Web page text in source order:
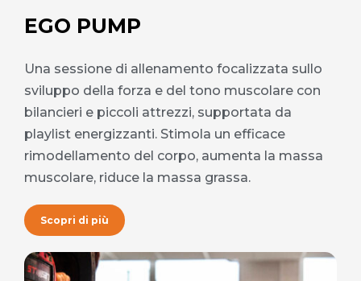
EGO PUMP
Una sessione di allenamento focalizzata sullo
sviluppo della forza e del tono muscolare con
bilancieri e piccoli attrezzi, supportata da
playlist energizzanti. Stimola un efficace
rimodellamento del corpo, aumenta la massa
muscolare, riduce la massa grassa.
Scopri di più